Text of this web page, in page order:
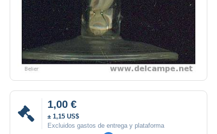
1,00 €
± 1,15 US$
Excluidos gastos de entrega y plataforma